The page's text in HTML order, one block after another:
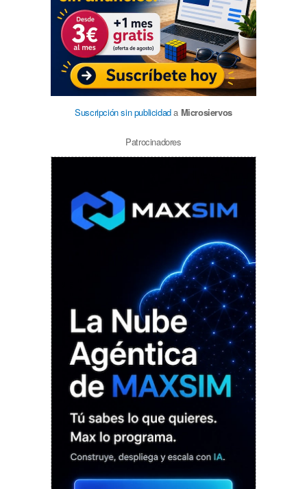
Suscripción sin publicidada Microsiervos
Patrocinadores